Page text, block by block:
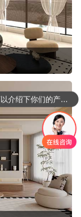
可以介绍下你们的产品么？